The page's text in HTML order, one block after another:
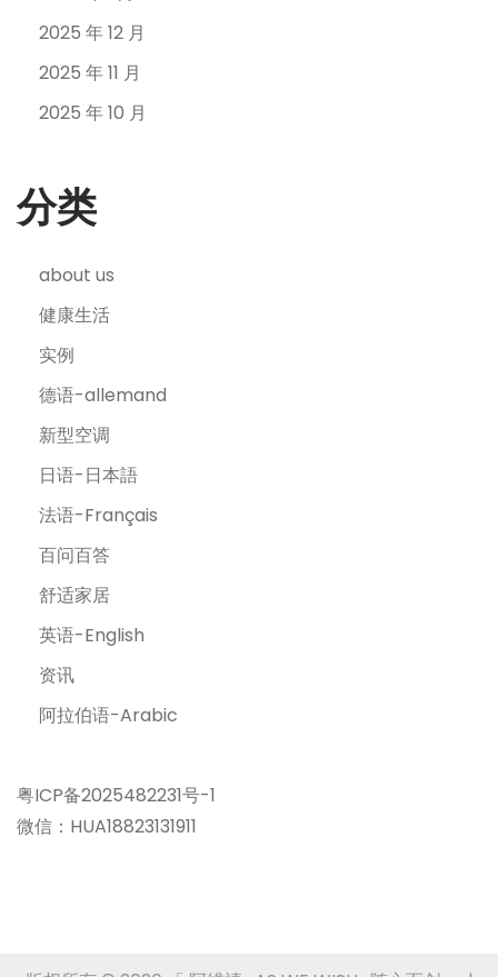
2025 年 12 月
2025 年 11 月
2025 年 10 月
分类
about us
健康生活
实例
德语-allemand
新型空调
日语-日本語
法语-Français
百问百答
舒适家居
英语-English
资讯
阿拉伯语-Arabic
粤ICP备2025482231号-1
微信：HUA18823131911